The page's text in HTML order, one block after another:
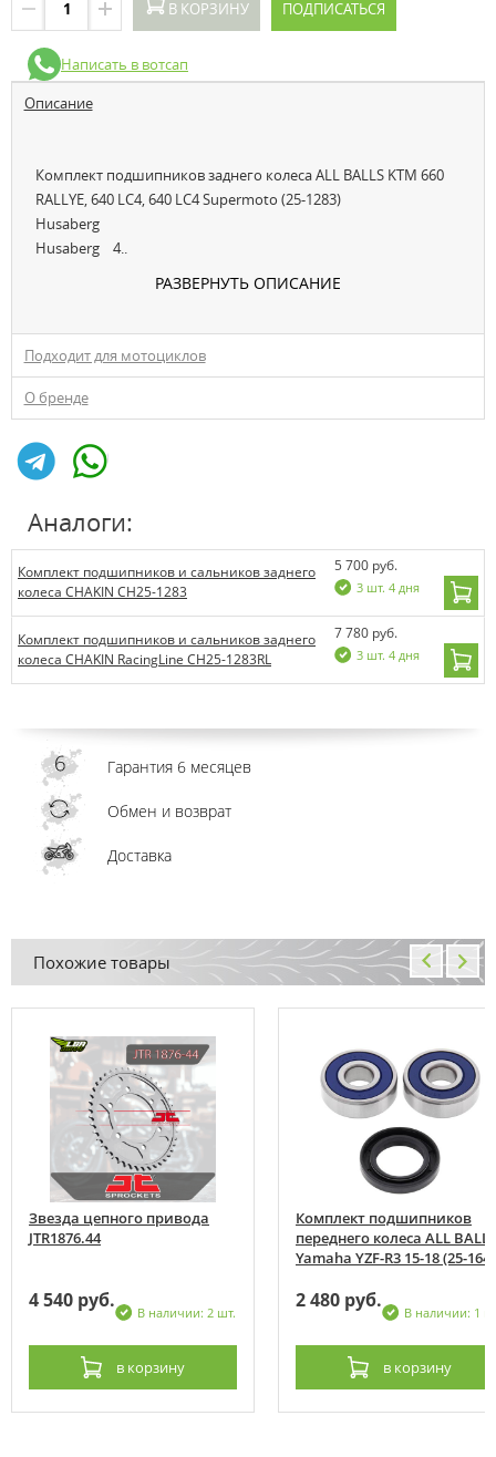
В КОРЗИНУ ПОДПИСАТЬСЯ
Написать в вотсап
Описание
Комплект подшипников заднего колеса ALL BALLS KTM 660
RALLYE, 640 LC4, 640 LC4 Supermoto (25-1283)
Husaberg
Husaberg 4..
РАЗВЕРНУТЬ ОПИСАНИЕ
Подходит для мотоциклов
О бренде
Аналоги:
Комплект подшипников и сальников заднего
колеса CHAKIN CH25-1283
5 700 руб.
3 шт. 4 дня
Комплект подшипников и сальников заднего
колеса CHAKIN RacingLine CH25-1283RL
7 780 руб.
3 шт. 4 дня
Гарантия 6 месяцев
Обмен и возврат
Доставка
Похожие товары
Звезда цепного привода
JTR1876.44
4 540 руб.
В наличии: 2 шт.
в корзину
Комплект подшипников
переднего колеса ALL BALLS
Yamaha YZF-R3 15-18 (25-
2 480 руб.
В наличии: 1
в корзину